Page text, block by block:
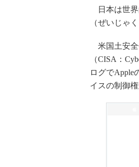
日本は世界
（ぜいじゃ
米国土安全
（CISA：
ログでApple
イスの制御